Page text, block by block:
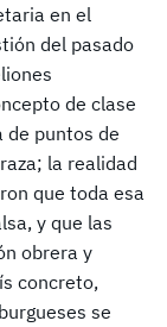
en el
del pasado
de clase
de puntos de
la realidad
que toda esa
y que las
obrera y
concreto,
se